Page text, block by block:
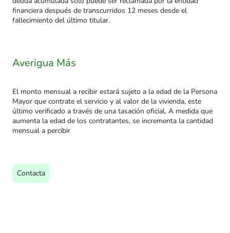
financiera después de transcurridos 12 meses desde el
fallecimiento del último titular.
Averigua Más
El monto mensual a recibir estará sujeto a la edad de la Persona
Mayor que contrate el servicio y al valor de la vivienda, este
último verificado a través de una tasación oficial. A medida que
aumenta la edad de los contratantes, se incrementa la cantidad
mensual a percibir
Contacta